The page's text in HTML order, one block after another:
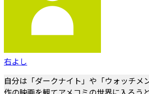
右よし
自分は「ダークナイト」や「ウォッチメ